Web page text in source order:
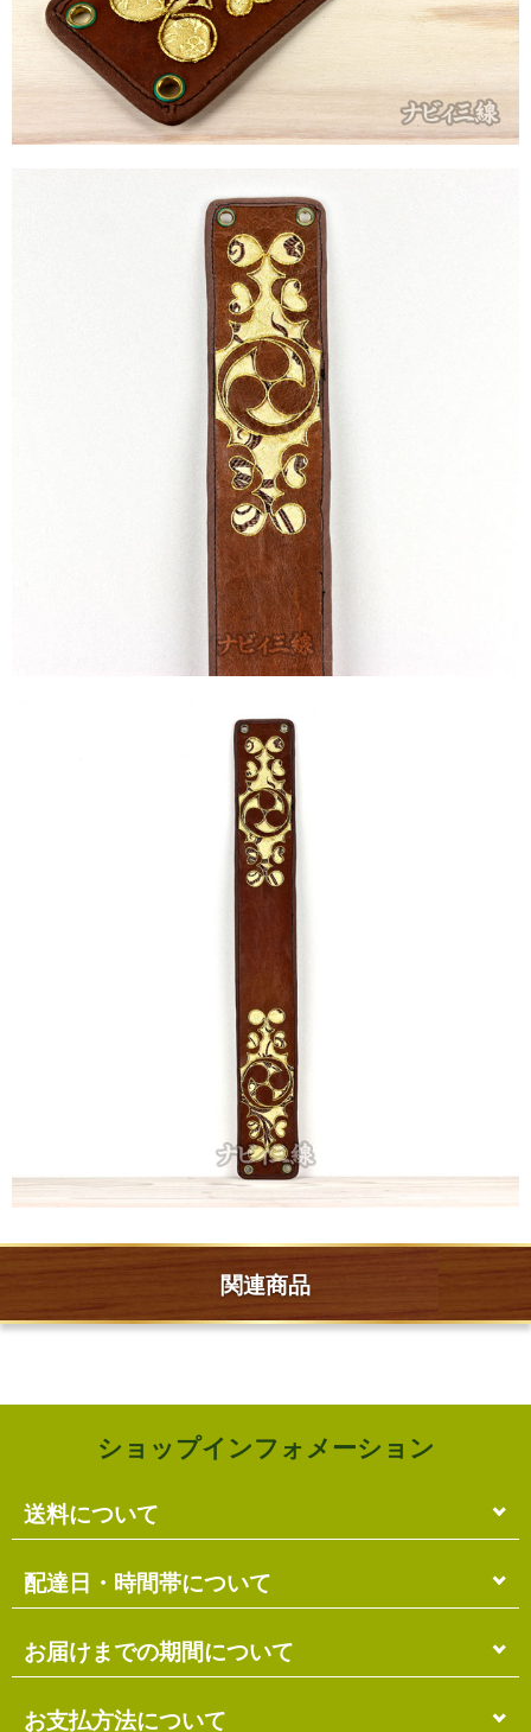
関連商品
ショップインフォメーション
送料について
単品のみの場合
各商品に記載の送料となります。
複数商品の場合
ます。
配達日・時間帯について
配達日・配達時間帯のご指定は出来ません。
お届け先に投函される「ご不在連絡票」より再配達希
用ください。
お届けまでの期間について
在庫がある場合
お支払方法について